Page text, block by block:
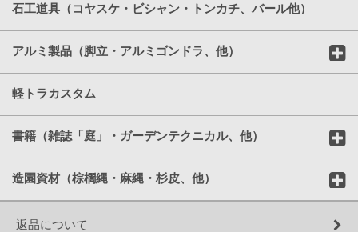
石工道具（コヤスケ・ビシャン・トンカチ、バール他）
アルミ製品（脚立・アルミゴンドラ、他）
軽トラカスタム
書籍（雑誌「庭」・ガーデンテクニカル、他）
造園資材（棕櫚縄・麻縄・杉皮、他）
返品について